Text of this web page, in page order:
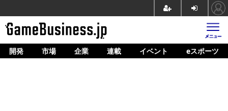
ホーム
開発 市場 企業 連載 イベント eスポーツ